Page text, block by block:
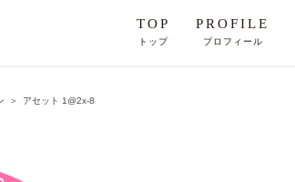
TOP
トップ
PROFILE
プロフィール
＞ アセット 1@2x-8